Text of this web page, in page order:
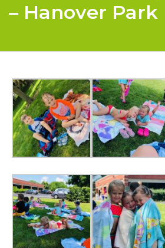
– Hanover Park